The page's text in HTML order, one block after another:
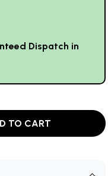
Dispatch in
TO CART